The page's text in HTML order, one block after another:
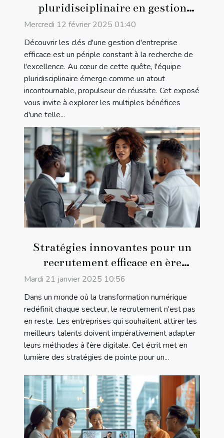
pluridisciplinaire en gestion
d'entreprise
Mercredi 12 février 2025 01:40
Découvrir les clés d'une gestion d'entreprise
efficace est un périple constant à la recherche de
l'excellence. Au cœur de cette quête, l'équipe
pluridisciplinaire émerge comme un atout
incontournable, propulseur de réussite. Cet exposé
vous invite à explorer les multiples bénéfices
d'une telle...
Stratégies innovantes pour un
recrutement efficace en ère
digitale
Mardi 21 janvier 2025 10:56
Dans un monde où la transformation numérique
redéfinit chaque secteur, le recrutement n'est pas
en reste. Les entreprises qui souhaitent attirer les
meilleurs talents doivent impérativement adapter
leurs méthodes à l'ère digitale. Cet écrit met en
lumière des stratégies de pointe pour un...